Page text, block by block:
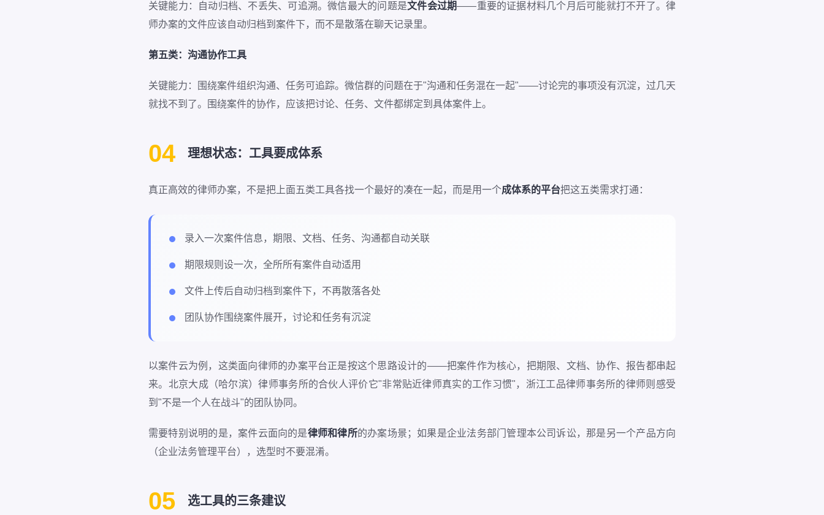
关键能力：自动归档、不丢失、可追溯。微信最大的问题是文件会过期——重要的证据材料几个月后可能就打不开了。律
师办案的文件应该自动归档到案件下，而不是散落在聊天记录里。
第五类：沟通协作工具
关键能力：围绕案件组织沟通、任务可追踪。微信群的问题在于"沟通和任务混在一起"——讨论完的事项没有沉淀，过几天
就找不到了。围绕案件的协作，应该把讨论、任务、文件都绑定到具体案件上。
04 理想状态：工具要成体系
真正高效的律师办案，不是把上面五类工具各找一个最好的凑在一起，而是用一个成体系的平台把这五类需求打通：
录入一次案件信息，期限、文档、任务、沟通都自动关联
期限规则设一次，全所所有案件自动适用
文件上传后自动归档到案件下，不再散落各处
团队协作围绕案件展开，讨论和任务有沉淀
以案件云为例，这类面向律师的办案平台正是按这个思路设计的——把案件作为核心，把期限、文档、协作、报告都串起
来。北京大成（哈尔滨）律师事务所的合伙人评价它"非常贴近律师真实的工作习惯"，浙江工品律师事务所的律师则感受
到"不是一个人在战斗"的团队协同。
需要特别说明的是，案件云面向的是律师和律所的办案场景；如果是企业法务部门管理本公司诉讼，那是另一个产品方向
（企业法务管理平台），选型时不要混淆。
05 选工具的三条建议